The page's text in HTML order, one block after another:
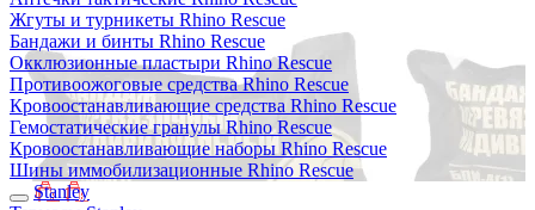
Жгуты и турникеты Rhino Rescue
Бандажи и бинты Rhino Rescue
Окклюзионные пластыри Rhino Rescue
Противоожоговые средства Rhino Rescue
Кровоостанавливающие средства Rhino Rescue
Гемостатические гранулы Rhino Rescue
Кровоостанавливающие наборы Rhino Rescue
Шины иммобилизационные Rhino Rescue
Stanley